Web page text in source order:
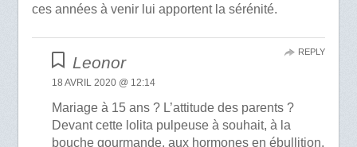
ces années à venir lui apportent la sérénité.
Leonor
18 AVRIL 2020 @ 12:14
Mariage à 15 ans ? L’attitude des parents ?
Devant cette lolita pulpeuse à souhait, à la
bouche gourmande, aux hormones en ébullition,
REPLY